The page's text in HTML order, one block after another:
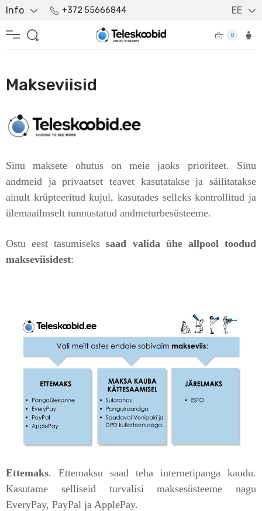
Info +372 55666844 EE
0
Makseviisid
Sinu maksete ohutus on meie jaoks prioriteet. Sinu
andmeid ja privaatset teavet kasutatakse ja säilitatakse
ainult krüpteeritud kujul, kasutades selleks kontrollitud ja
ülemaailmselt tunnustatud andmeturbesüsteeme.
Ostu eest tasumisekssaad valida ühe allpool toodud
makseviisidest:
Ettemaks. Ettemaksu saad teha internetipanga kaudu.
Kasutame selliseid turvalisi maksesüsteeme nagu
EveryPay, PayPal ja ApplePay.